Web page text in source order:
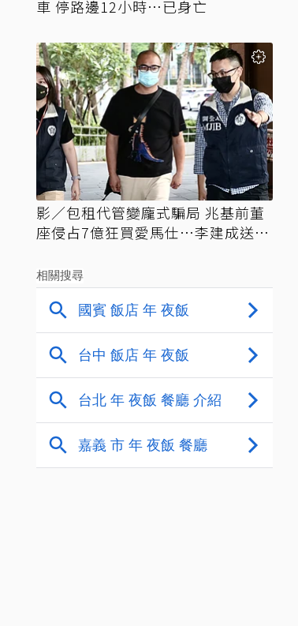
車 停路邊12小時…已身亡
影／包租代管變龐式騙局 兆基前董
座侵占7億狂買愛馬仕…李建成送北